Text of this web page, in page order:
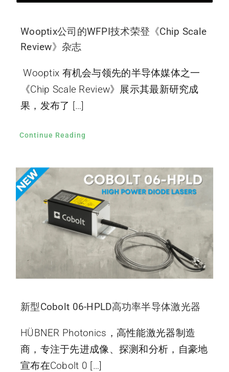
Wooptix公司的WFPI技术荣登《Chip Scale
Review》杂志
Wooptix 有机会与领先的半导体媒体之一
《Chip Scale Review》展示其最新研究成
果，发布了 […]
Continue Reading
新型Cobolt 06-HPLD高功率半导体激光器
HÜBNER Photonics，高性能激光器制造
商，专注于先进成像、探测和分析，自豪地
宣布在Cobolt 0 […]